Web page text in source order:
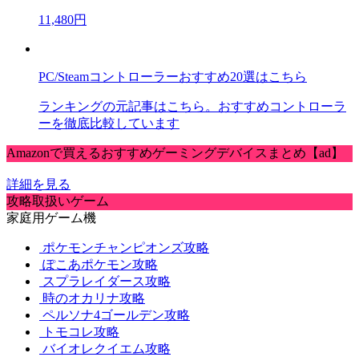
11,480円
PC/Steamコントローラーおすすめ20選はこちら
ランキングの元記事はこちら。おすすめコントローラ
ーを徹底比較しています
Amazonで買えるおすすめゲーミングデバイスまとめ【ad】
詳細を見る
攻略取扱いゲーム
家庭用ゲーム機
ポケモンチャンピオンズ攻略
ぽこあポケモン攻略
スプラレイダース攻略
時のオカリナ攻略
ペルソナ4ゴールデン攻略
トモコレ攻略
バイオレクイエム攻略